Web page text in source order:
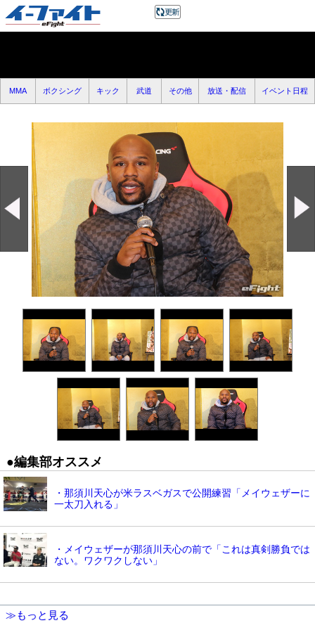
MMA ボクシング キック 武道 その他 放送・配信 イベント日程
●編集部オススメ
・那須川天心が米ラスベガスで公開練習「メイウェザーに
一太刀入れる」
・メイウェザーが那須川天心の前で「これは真剣勝負では
ない。ワクワクしない」
≫もっと見る